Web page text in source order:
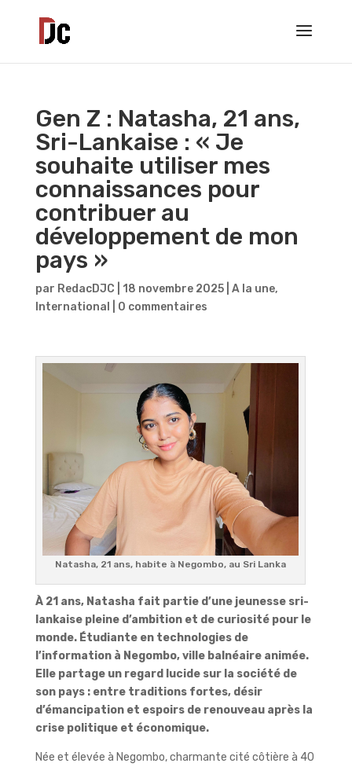
Gen Z : Natasha, 21 ans,
Sri-Lankaise : « Je
souhaite utiliser mes
connaissances pour
contribuer au
développement de mon
pays »
par RedacDJC 18 novembre 2025| A la une,
International
0 commentaires
Natasha, 21 ans, habite à Negombo, au Sri Lanka
À 21 ans, Natasha fait partie d’une jeunesse sri-
lankaise pleine d’ambition et de curiosité pour le
monde. Étudiante en technologies de
l’information à Negombo, ville balnéaire animée.
Elle partage un regard lucide sur la société de
son pays : entre traditions fortes, désir
d’émancipation et espoirs de renouveau après la
crise politique et économique.
Née et élevée à Negombo, charmante cité côtière à 40